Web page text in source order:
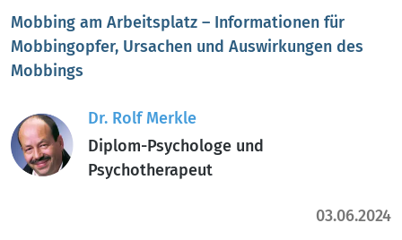
Mobbing am Arbeitsplatz – Informationen für
Mobbingopfer, Ursachen und Auswirkungen des
Mobbings
Dr. Rolf Merkle
Diplom-Psychologe und
Psychotherapeut
03.06.2024